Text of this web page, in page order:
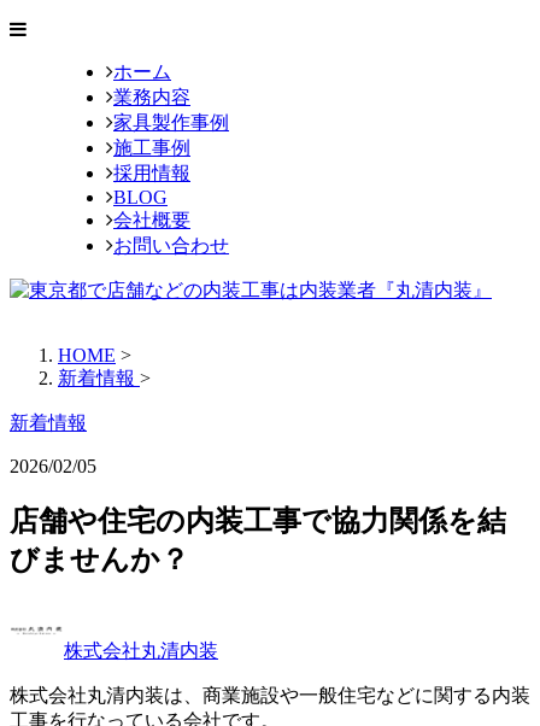
ホーム
業務内容
家具製作事例
施工事例
採用情報
BLOG
会社概要
お問い合わせ
HOME >
新着情報 >
新着情報
2026/02/05
店舗や住宅の内装工事で協力関係を結
びませんか？
株式会社丸清内装
株式会社丸清内装は、商業施設や一般住宅などに関する内装
工事を行なっている会社です。